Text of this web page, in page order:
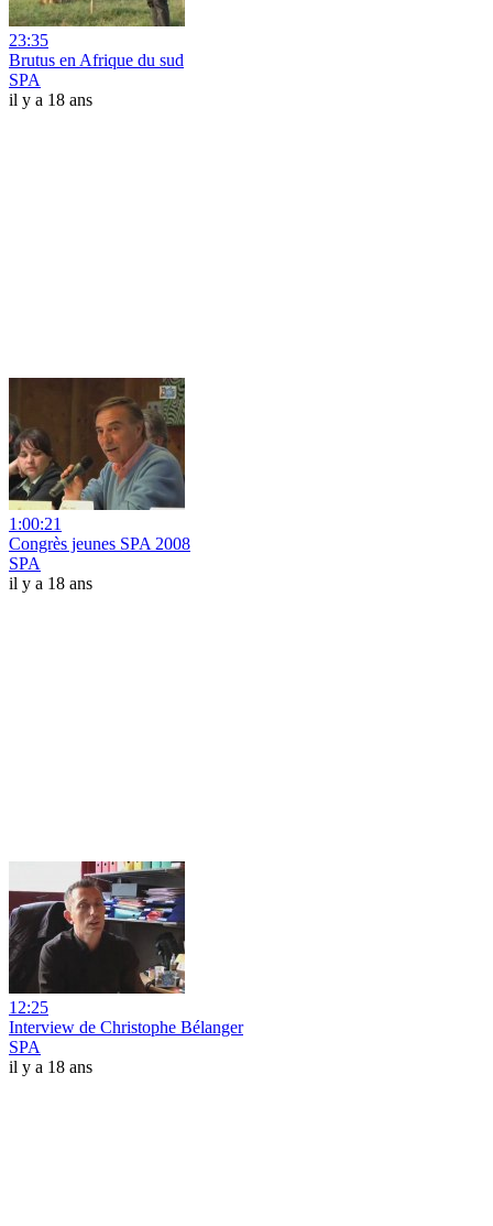
23:35
Brutus en Afrique du sud
SPA
il y a 18 ans
1:00:21
Congrès jeunes SPA 2008
SPA
il y a 18 ans
12:25
Interview de Christophe Bélanger
SPA
il y a 18 ans